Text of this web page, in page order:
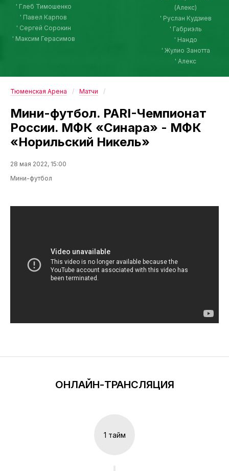
' Глеб Тимошенко
' Павел Карпов
' Сергей Сорокин
' Максим Герасимов
(Алекс)
' Руслан Кудзиев
' Габриэль
' Нандо
' Жулио Занотта
' Алекс
Тюменская Арена Матчи
Мини-футбол. PARI-Чемпионат
России. МФК «Синара» - МФК
«Норильский Никель»
28 мая 2022, 15:00
Мини-футбол
ОНЛАЙН-ТРАНСЛЯЦИЯ
1 тайм